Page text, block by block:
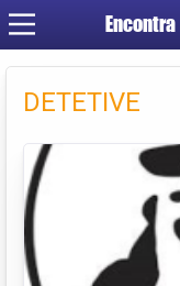
Encontra
DETETIVE